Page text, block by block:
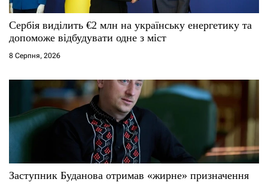
Сербія виділить €2 млн на українську енергетику та
допоможе відбудувати одне з міст
8 Серпня, 2026
Заступник Буданова отримав «жирне» призначення